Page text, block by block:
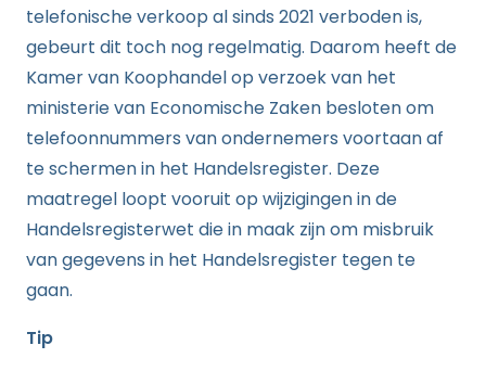
telefonische verkoop al sinds 2021 verboden is,
gebeurt dit toch nog regelmatig. Daarom heeft de
Kamer van Koophandel op verzoek van het
ministerie van Economische Zaken besloten om
telefoonnummers van ondernemers voortaan af
te schermen in het Handelsregister. Deze
maatregel loopt vooruit op wijzigingen in de
Handelsregisterwet die in maak zijn om misbruik
van gegevens in het Handelsregister tegen te
gaan.
Tip